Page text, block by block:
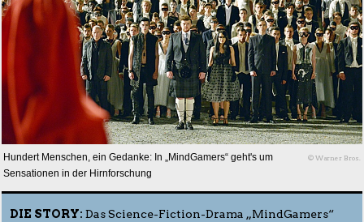
Hundert Menschen, ein Gedanke: In „MindGamers“ geht's um
Sensationen in der Hirnforschung
© Warner Bros.
DIE STORY: Das Science-Fiction-Drama „MindGamers“